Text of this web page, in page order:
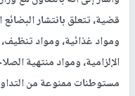
قضية، تتعلق بانتشار
ومواد غذائية، ومواد
الإلزامية، ومواد منتهية
مستوطنات ممنوعة من